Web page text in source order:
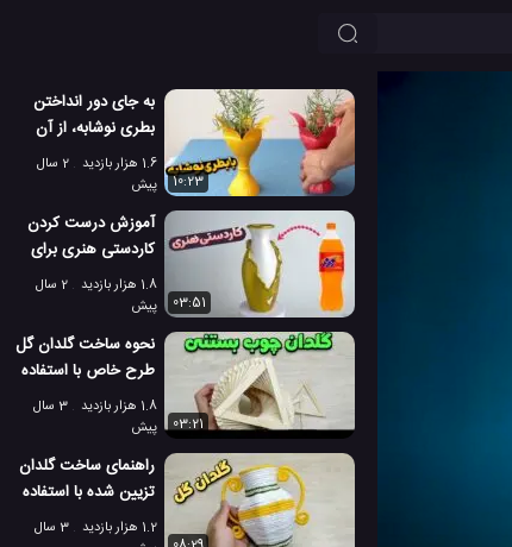
به جای دور انداختن
بطری نوشابه، از آن
یک گلدان رومیزی
بسازید!
1.6 هزار بازدید
2 سال
پیش
10:23
آموزش درست کردن
کاردستی هنری برای
دکور خانه با بطری
نوشابه!
1.8 هزار بازدید
2 سال
پیش
03:51
نحوه ساخت گلدان گل
طرح خاص با استفاده
از چوب بستنی!
1.8 هزار بازدید
3 سال
پیش
03:21
راهنمای ساخت گلدان
تزیین شده با استفاده
از رول دستمال کاغذی!
1.2 هزار بازدید
3 سال